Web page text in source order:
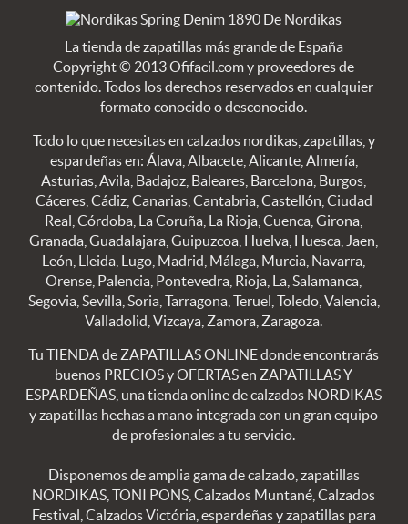
La tienda de zapatillas más grande de España
Copyright © 2013 Ofifacil.com y proveedores de
contenido. Todos los derechos reservados en cualquier
formato conocido o desconocido.
Todo lo que necesitas en calzados nordikas, zapatillas, y
espardeñas en: Álava, Albacete, Alicante, Almería,
Asturias, Avila, Badajoz, Baleares, Barcelona, Burgos,
Cáceres, Cádiz, Canarias, Cantabria, Castellón, Ciudad
Real, Córdoba, La Coruña, La Rioja, Cuenca, Girona,
Granada, Guadalajara, Guipuzcoa, Huelva, Huesca, Jaen,
León, Lleida, Lugo, Madrid, Málaga, Murcia, Navarra,
Orense, Palencia, Pontevedra, Rioja, La, Salamanca,
Segovia, Sevilla, Soria, Tarragona, Teruel, Toledo, Valencia,
Valladolid, Vizcaya, Zamora, Zaragoza.
Tu TIENDA de ZAPATILLAS ONLINE donde encontrarás
buenos PRECIOS y OFERTAS en ZAPATILLAS Y
ESPARDEÑAS, una tienda online de calzados NORDIKAS
y zapatillas hechas a mano integrada con un gran equipo
de profesionales a tu servicio.
Disponemos de amplia gama de calzado, zapatillas
NORDIKAS, TONI PONS, Calzados Muntané, Calzados
Festival, Calzados Victória, espardeñas y zapatillas para